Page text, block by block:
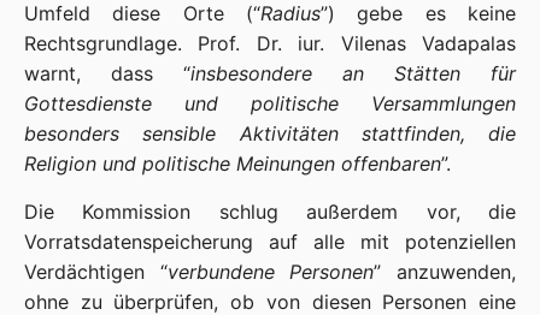
Umfeld diese Orte (“Radius”) gebe es keine
Rechtsgrundlage. Prof. Dr. iur. Vilenas Vadapalas
warnt, dass “insbesondere an Stätten für
Gottesdienste und politische Versammlungen
besonders sensible Aktivitäten stattfinden, die
Religion und politische Meinungen offenbaren”.
Die Kommission schlug außerdem vor, die
Vorratsdatenspeicherung auf alle mit potenziellen
Verdächtigen “verbundene Personen” anzuwenden,
ohne zu überprüfen, ob von diesen Personen eine